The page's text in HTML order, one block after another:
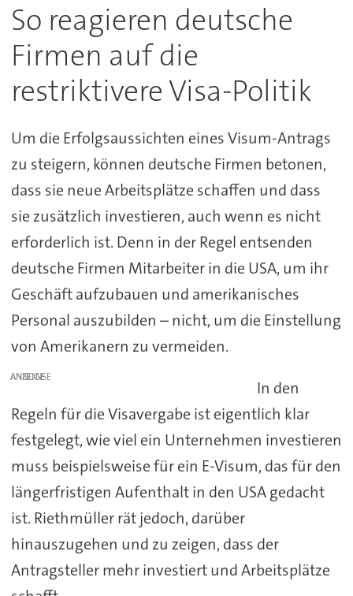
So reagieren deutsche
Firmen auf die
restriktivere Visa-Politik
Um die Erfolgsaussichten eines Visum-Antrags
zu steigern, können deutsche Firmen betonen,
dass sie neue Arbeitsplätze schaffen und dass
sie zusätzlich investieren, auch wenn es nicht
erforderlich ist. Denn in der Regel entsenden
deutsche Firmen Mitarbeiter in die USA, um ihr
Geschäft aufzubauen und amerikanisches
Personal auszubilden – nicht, um die Einstellung
von Amerikanern zu vermeiden.
ANZEIGE
In den
Regeln für die Visavergabe ist eigentlich klar
festgelegt, wie viel ein Unternehmen investieren
muss beispielsweise für ein E-Visum, das für den
längerfristigen Aufenthalt in den USA gedacht
ist. Riethmüller rät jedoch, darüber
hinauszugehen und zu zeigen, dass der
Antragsteller mehr investiert und Arbeitsplätze